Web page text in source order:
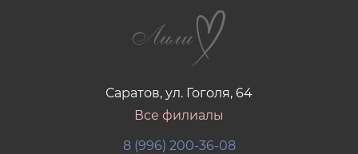
Саратов, ул. Гоголя, 64
Все филиалы
8 (996) 200-36-08